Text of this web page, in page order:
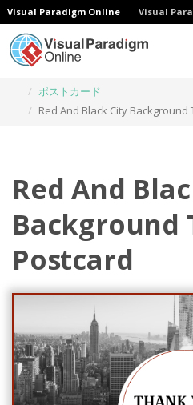
Visual Paradigm Online Visual
ポストカード
Red And Black City
Red And
Background
Postcard